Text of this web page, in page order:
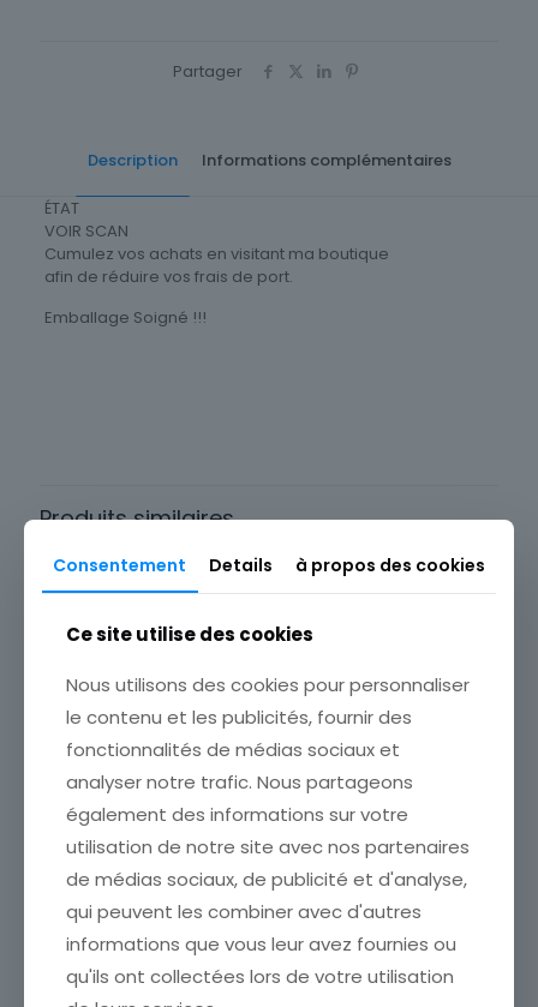
Partager
Description Informations complémentaires
ÉTAT
VOIR SCAN
Cumulez vos achats en visitant ma boutique
afin de réduire vos frais de port.
Emballage Soigné !!!
Produits similaires
MENU ANCIEN VIERGE
PAOLO VERONESE PINX
ÉTAT VOIR SCAN Cumulez
MENU ANCIEN VIERGE
RUBENS PINX
Consentement Details à propos des cookies
Ce site utilise des cookies
Nous utilisons des cookies pour personnaliser
le contenu et les publicités, fournir des
fonctionnalités de médias sociaux et
analyser notre trafic. Nous partageons
également des informations sur votre
utilisation de notre site avec nos partenaires
de médias sociaux, de publicité et d'analyse,
qui peuvent les combiner avec d'autres
informations que vous leur avez fournies ou
qu'ils ont collectées lors de votre utilisation